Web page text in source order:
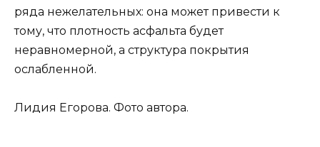
ряда нежелательных: она может привести к
тому, что плотность асфальта будет
неравномерной, а структура покрытия
ослабленной.
Лидия Егорова. Фото автора.